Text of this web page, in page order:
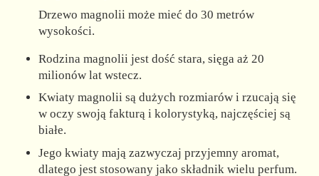
Drzewo magnolii może mieć do 30 metrów
wysokości.
Rodzina magnolii jest dość stara, sięga aż 20
milionów lat wstecz.
Kwiaty magnolii są dużych rozmiarów i rzucają się
w oczy swoją fakturą i kolorystyką, najczęściej są
białe.
Jego kwiaty mają zazwyczaj przyjemny aromat,
dlatego jest stosowany jako składnik wielu perfum.